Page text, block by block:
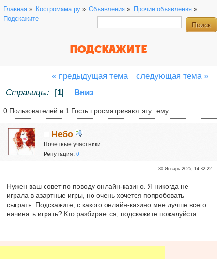
Главная » Костромама.ру» Объявления » Прочие объявления»
Подскажите
ПОДСКАЖИТЕ
« предыдущая тема
следующая тема »
Страницы:
[1] Вниз
0 Пользователей и 1 Гость просматривают эту тему.
Небо
Почетные участники
Репутация:0
:30 Январь 2025, 14:32:22
Нужен ваш совет по поводу онлайн-казино. Я никогда не
играла в азартные игры, но очень хочется попробовать
сыграть. Подскажите, с какого онлайн-казино мне лучше всего
начинать играть? Кто разбирается, подскажите пожалуйста.